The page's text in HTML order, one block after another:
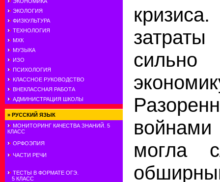
ЭКОЛОГИЯ
ФИЗКУЛЬТУРА
ТЕХНОЛОГИЯ
МХК
МУЗЫКА
ИЗО
ПСИХОЛОГИЯ
КЛАССНОЕ РУКОВОДСТВО
ВНЕКЛАССНАЯ РАБОТА
АДМИНИСТРАЦИЯ ШКОЛЫ
» РУССКИЙ ЯЗЫК
МОНИТОРИНГ КАЧЕСТВА ЗНАНИЙ. 5
КЛАСС
ОРФОЭПИЯ
ЧАСТИ РЕЧИ
ТЕСТЫ В ФОРМАТЕ ОГЭ.
5 КЛАСС
могла